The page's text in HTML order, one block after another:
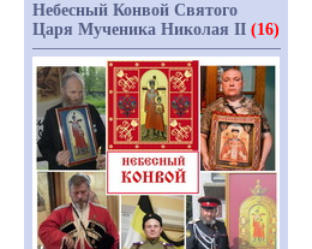
Небесный Конвой Святого
Царя Мученика Николая II (16)